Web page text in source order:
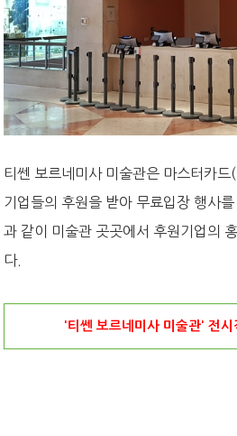
티쎈 보르네미사 미술관은 마스터카
기업들의 후원을 받아 무료입장 행사
과 같이 미술관 곳곳에서 후원기업의
다.
'티쎈 보르네미사 미술관' 전